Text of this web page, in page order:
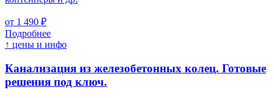
от 1 490 ₽
Подробнее
↑ цены и инфо
Канализация из железобетонных колец. Готовые
решения под ключ.